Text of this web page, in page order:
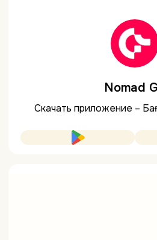
Nomad
Скачать приложение –